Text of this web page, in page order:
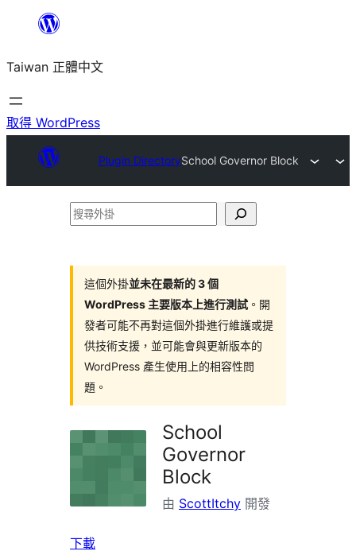
主
要
內
Taiwan 正體中文
取得 WordPress
Plugin DirectorySchool Governor Block
搜
這個外掛並未在最新的 3 個
WordPress 主要版本上進行測試 。開
發者可能不再對這個外掛進行維護或提
供技術支援，並可能會與更新版本的
WordPress 產生使用上的相容性問
題。
School
Governor
Block
由 ScottItchy 開發
下載